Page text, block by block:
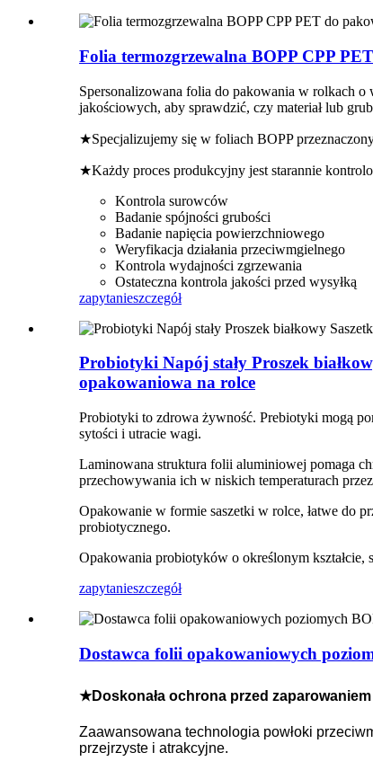
Folia termozgrzewalna BOPP CPP
Spersonalizowana folia do pakowania w rolkach
jakościowych, aby sprawdzić, czy materiał lub
★Specjalizujemy się w foliach BOPP
★Każdy proces produkcyjny jest starannie
Kontrola surowców
Badanie spójności grubości
Badanie napięcia powierzchniowego
Weryfikacja działania przeciwmgielnego
Kontrola wydajności zgrzewania
Ostateczna kontrola jakości przed wysyłką
zapytanieszczegół
Probiotyki Napój stały Proszek
opakowaniowa na rolce
Probiotyki to zdrowa żywność. Prebiotyki mogą
sytości i utracie wagi.
Laminowana struktura folii aluminiowej pomaga
przechowywania ich w niskich temperaturach przez
Opakowanie w formie saszetki w rolce, łatwe do
probiotycznego.
Opakowania probiotyków o określonym
zapytanieszczegół
Dostawca folii opakowaniowych
★Doskonała ochrona przed zaparowaniem
Zaawansowana technologia powłoki
przejrzyste i atrakcyjne.